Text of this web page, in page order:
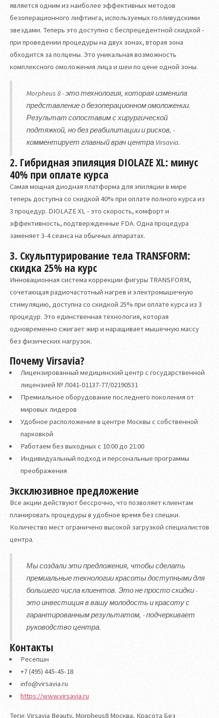
является одним из наиболее эффективных методов
безоперационного лифтинга, используемых голливудскими
звездами. Теперь это доступно с беспрецедентной скидкой -
при проведении процедуры на двух зонах, вторая зона
обходится за полцены. Это уникальная возможность
комплексного омоложения лица и шеи по цене одной зоны.
Morpheus 8 - это технология, которая изменила
представление о безоперационном омоложении.
Результат сопоставим с хирургической
подтяжкой, но без реабилитации и рисков, -
комментирует главный врач центра Virsavia.
2. Гибридная эпиляция DIOLAZE XL: минус
40% при оплате курса
Самая мощная диодная платформа для эпиляции в мире
теперь доступна со скидкой 40% при оплате полного курса из
3 процедур. DIOLAZE XL - это скорость, комфорт и
эффективность, подтвержденные FDA. Одна процедура
заменяет 3-4 сеанса на обычных аппаратах.
3. Скульптурирование тела TRANSFORM:
скидка 25% на курс
Инновационная система коррекции фигуры TRANSFORM,
сочетающая радиочастотный нагрев и электромышечную
стимуляцию, доступна со скидкой 25% при оплате курса из 3
процедур. Это единственная технология, которая
одновременно сжигает жир и наращивает мышечную массу
без физических нагрузок.
Почему Virsavia?
Лицензированный медицинский центр с государственной
лицензией № Л041-01137-77/02190531
Премиальное оборудование последнего поколения от
мировых лидеров
Удобное расположение в центре Москвы с собственной
парковкой
Работаем без выходных с 10:00 до 21:00
Индивидуальный подход и персональные программы
преображения
Эксклюзивное предложение
Все акции действуют бессрочно, что позволяет клиентам
планировать процедуры в удобное время без спешки.
Количество мест ограничено высокой загрузкой специалистов
центра.
Мы создали эти предложения, чтобы сделать
премиальные технологии красоты доступными для
большего числа клиентов. Это не просто скидки -
это инвестиция в вашу молодость и красоту с
гарантированным результатом, - подчеркивает
руководство центра.
Контакты
Ресепшн
+7 (495) 445-45-18
info@virsavia.ru
https://www.virsavia.ru
Теги: Virsavia Beauty, Morpheus8 Москва, Красота Без